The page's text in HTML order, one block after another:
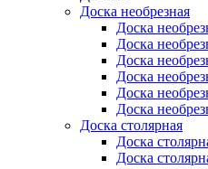
Доска необрезная
Доска
Доска
Доска
Доска
Доска
Доска
Доска столярная
Доска
Доска